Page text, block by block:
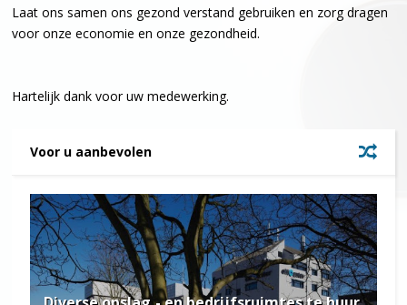
Laat ons samen ons gezond verstand gebruiken en zorg dragen
voor onze economie en onze gezondheid.
Hartelijk dank voor uw medewerking.
Voor u aanbevolen